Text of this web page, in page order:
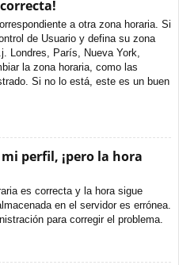
a otra zona horaria. Si
de Usuario y defina su zona
Londres, París, Nueva York,
la zona horaria, como las
Si no lo está, este es un buen
perfil, ¡pero la hora
es correcta y la hora sigue
en el servidor es errónea.
para corregir el problema.